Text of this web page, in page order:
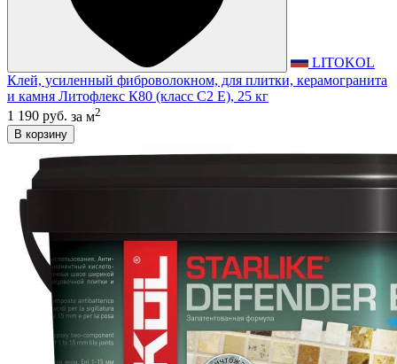
LITOKOL
Клей, усиленный фиброволокном, для плитки, керамогранита
и камня Литофлекс К80 (класс С2 E), 25 кг
1 190 руб. за м2
В корзину